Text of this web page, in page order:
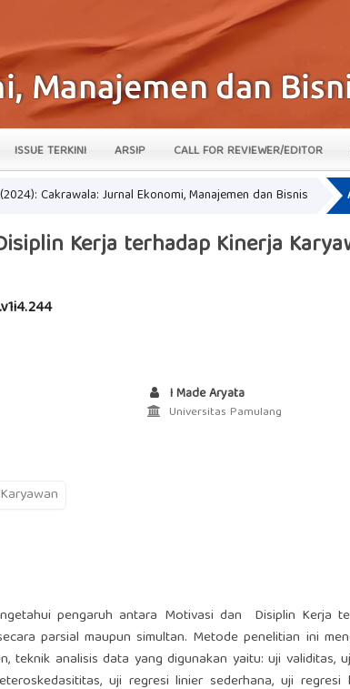
ISSUE TERKINI ARSIP CALL FOR REVIEWER/EDITOR
Cakrawala: Jurnal Ekonomi, Manajemen dan Bisnis
Kerja terhadap Kinerja
I Made Aryata
Universitas Pamulang
pengaruh antara Motivasi dan Disiplin Kerja
parsial maupun simultan. Metode penelitian ini
teknik analisis data yang digunakan yaitu: uji validitas,
uji regresi linier sederhana, uji